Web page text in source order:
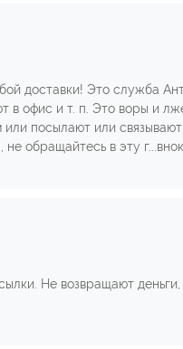
доставки! Это служба
в офис и т. п. Это воры и
посылают или
обращайтесь в эту
Не возвращают